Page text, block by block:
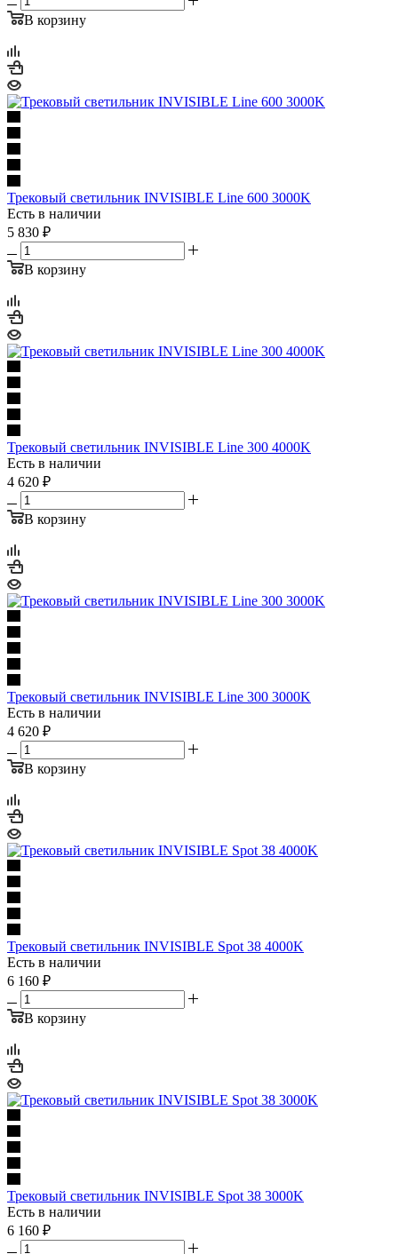
В корзину
Трековый светильник INVISIBLE Line 600 3000K
Есть в наличии
5 830 ₽
В корзину
Трековый светильник INVISIBLE Line 300 4000K
Есть в наличии
4 620 ₽
В корзину
Трековый светильник INVISIBLE Line 300 3000K
Есть в наличии
4 620 ₽
В корзину
Трековый светильник INVISIBLE Spot 38 4000K
Есть в наличии
6 160 ₽
В корзину
Трековый светильник INVISIBLE Spot 38 3000K
Есть в наличии
6 160 ₽